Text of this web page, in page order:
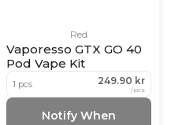
Red
Vaporesso GTX GO 40
Pod Vape Kit
1 pcs 249.90 kr
/pcs
Notify When